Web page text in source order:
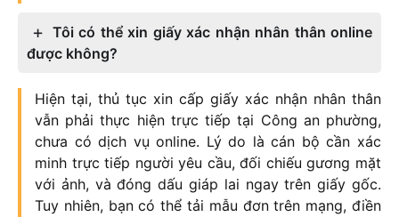
Tôi có thể xin giấy xác nhận nhân thân online
được không?
Hiện tại, thủ tục xin cấp giấy xác nhận nhân thân
vẫn phải thực hiện trực tiếp tại Công an phường,
chưa có dịch vụ online. Lý do là cán bộ cần xác
minh trực tiếp người yêu cầu, đối chiếu gương mặt
với ảnh, và đóng dấu giáp lai ngay trên giấy gốc.
Tuy nhiên, bạn có thể tải mẫu đơn trên mạng, điền